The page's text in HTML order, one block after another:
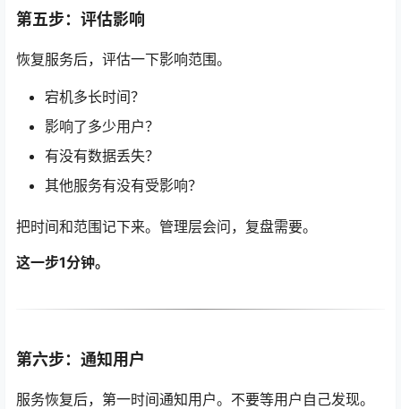
第五步：评估影响
恢复服务后，评估一下影响范围。
宕机多长时间？
影响了多少用户？
有没有数据丢失？
其他服务有没有受影响？
把时间和范围记下来。管理层会问，复盘需要。
这一步1分钟。
第六步：通知用户
服务恢复后，第一时间通知用户。不要等用户自己发现。